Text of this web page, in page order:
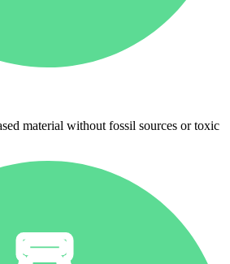
material without fossil sources or toxic